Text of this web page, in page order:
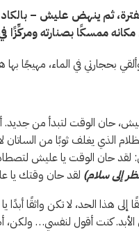
ثم ينهض عليش –
ممسكًا بصنارته ومركِّزًا
بحجارتي في الماء، مهيجًا بها
حان الوقت لتبدأ من جديد.
الذي يغلف ثوبًا من الساتان
لقد حان الوقت يا عليش
إلى سلام) لقد حان وقتك يا
هذا الحد، لا تكن واثقًا أبدًا
الأبد. كنت أقول لنفسي…